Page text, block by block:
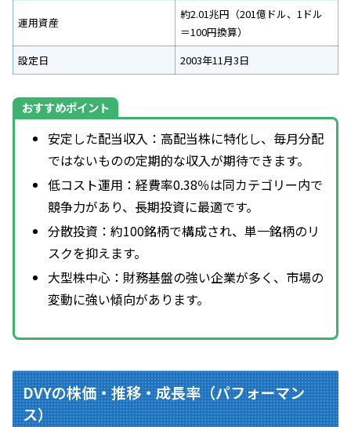
運用資産
約2.01兆円（201億ドル、1ドル
＝100円換算）
設定日
2003年11月3日
おすすめポイント
安定した配当収入：高配当株に特化し、毎月分配
ではないものの定期的な収入が期待できます。
低コスト運用：経費率0.38％は同カテゴリー内で
競争力があり、長期投資に最適です。
分散投資：約100銘柄で構成され、単一銘柄のリ
スクを抑えます。
大型株中心：財務基盤の強い企業が多く、市場の
変動に強い傾向があります。
DVYの株価・推移・成長率（パフォーマン
ス）